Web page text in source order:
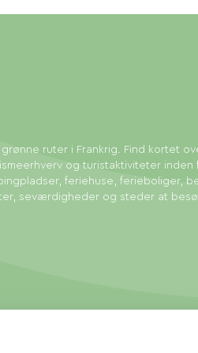
ruter i Frankrig. Find kortet
og turistaktiviteter inden
feriehuse, ferieboliger,
seværdigheder og steder at